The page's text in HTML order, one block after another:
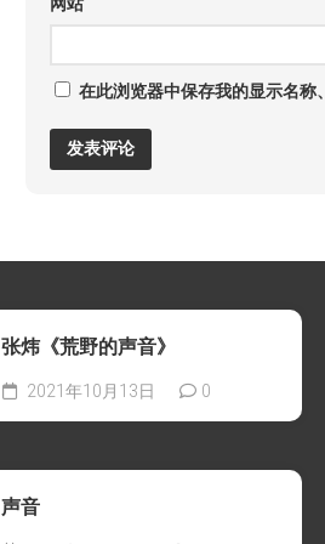
在此浏览器中保存我的显示名称
张炜《荒野的声音》
2021年10月13日 0
声音